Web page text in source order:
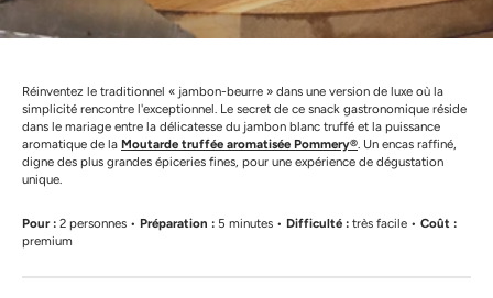
Réinventez le traditionnel « jambon-beurre » dans une version de luxe où la
simplicité rencontre l'exceptionnel. Le secret de ce snack gastronomique réside
dans le mariage entre la délicatesse du jambon blanc truffé et la puissance
aromatique de la Moutarde truffée aromatisée Pommery®. Un encas raffiné,
digne des plus grandes épiceries fines, pour une expérience de dégustation
unique.
Pour : 2 personnes • Préparation : 5 minutes • Difficulté : très facile • Coût :
premium